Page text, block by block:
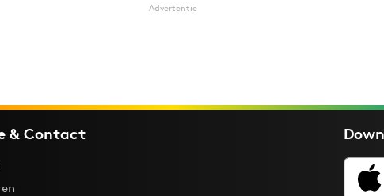
Advertentie
& Contact